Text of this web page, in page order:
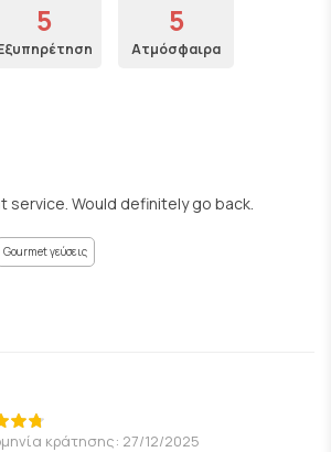
5 5
Ατμόσφαιρα
service. Would definitely go back.
Gourmet γεύσεις
κράτησης: 27/12/2025